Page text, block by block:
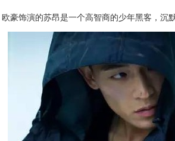
欧豪饰演的苏昂是一个高智商的少年黑客，沉